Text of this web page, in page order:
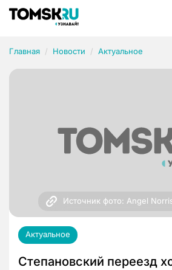
Главная Новости Актуальное
Источник фото: Angel
Актуальное
Степановский переезд